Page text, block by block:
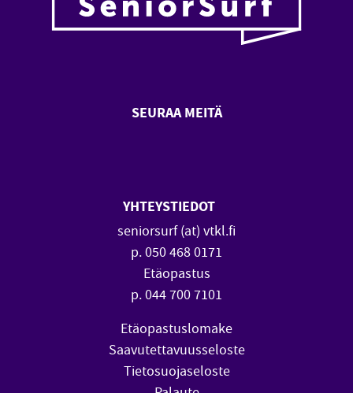
SEURAA MEITÄ
YHTEYSTIEDOT
seniorsurf (at) vtkl.fi
p. 050 468 0171
Etäopastus
p. 044 700 7101
Etäopastuslomake
Saavutettavuusseloste
Tietosuojaseloste